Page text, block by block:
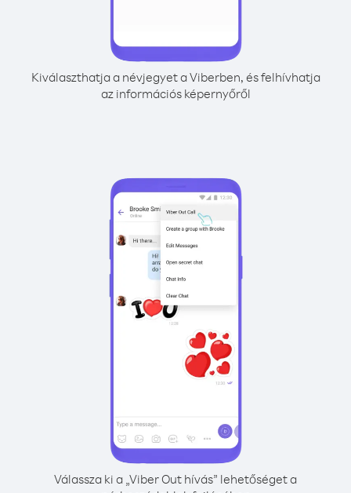
Kiválaszthatja a névjegyet a Viberben, és felhívhatja
az információs képernyőről
Válassza ki a „Viber Out hívás” lehetőséget a